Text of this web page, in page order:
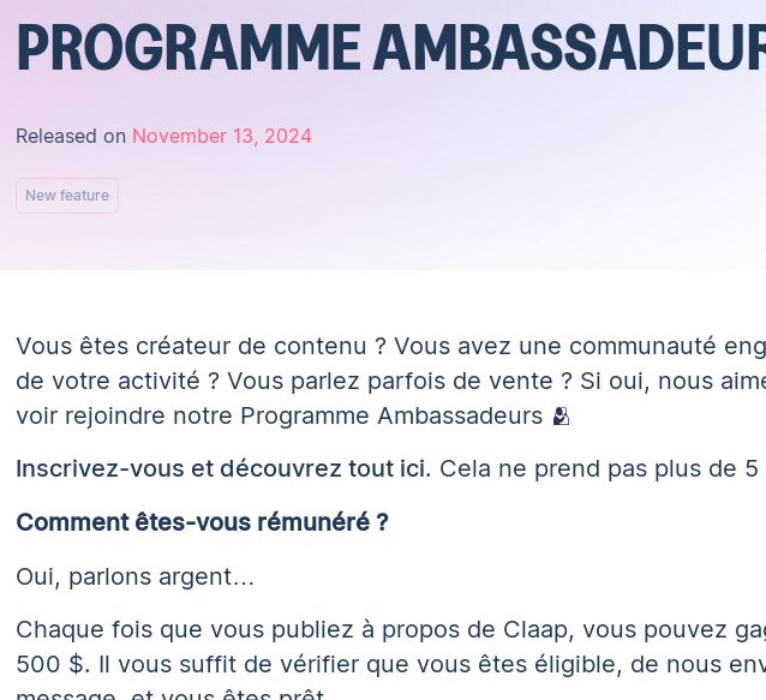
PROGRAMME
Released on November 13, 2024
New feature
Vous êtes créateur de contenu ? Vous avez une communauté
de votre activité ? Vous parlez parfois de vente ? Si oui, nous
voir rejoindre notre Programme Ambassadeurs 🫂
Inscrivez-vous et découvrez tout ici. Cela ne prend pas plus de 5
Comment êtes-vous rémunéré ?
Oui, parlons argent…
Chaque fois que vous publiez à propos de Claap, vous pouvez
500 $. Il vous suffit de vérifier que vous êtes éligible, de nous